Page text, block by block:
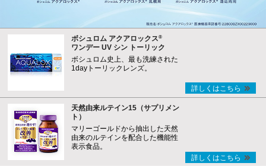
ボシュロム アクアロックス®
ワンデー UV シン トーリック
ボシュロム史上、最も洗練された
1dayトーリックレンズ。
詳しくはこちら
天然由来ルテイン15（サプリメン
ト）
マリーゴールドから抽出した天然
由来のルテインを配合した機能性
表示食品。
詳しくはこちら